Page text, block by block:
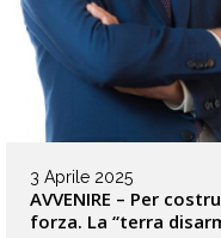
3 Aprile 2025
AVVENIRE – Per
forza. La “terra